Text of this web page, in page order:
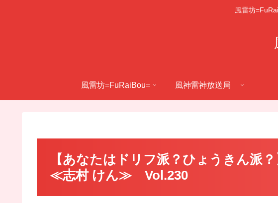
風雷坊
風雷坊=FuRaiBou= 風神雷神放送局
【あなたはドリフ派？ひょうきん派
≪志村 けん≫ Vol.230